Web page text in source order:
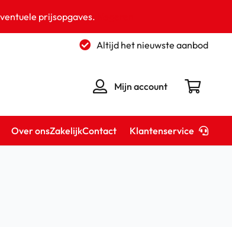
prijsopgaves.
Altijd het nieuwste aanbod
Mijn account
Over onsZakelijkContact Klantenservice